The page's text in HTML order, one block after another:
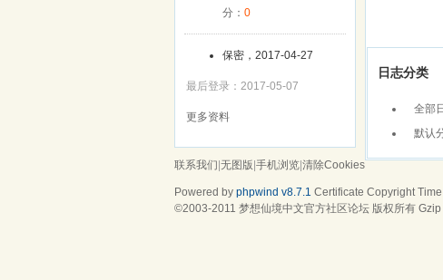
分： 0
保密，2017-04-27
最后登录：2017-05-07
更多资料
日志分类
全部
默认
联系我们 无图版 手机浏览 清除Cookies
Powered by phpwind v8.7.1 Certificate Copyright
©2003-2011 梦想仙境中文官方社区论坛 版权所有